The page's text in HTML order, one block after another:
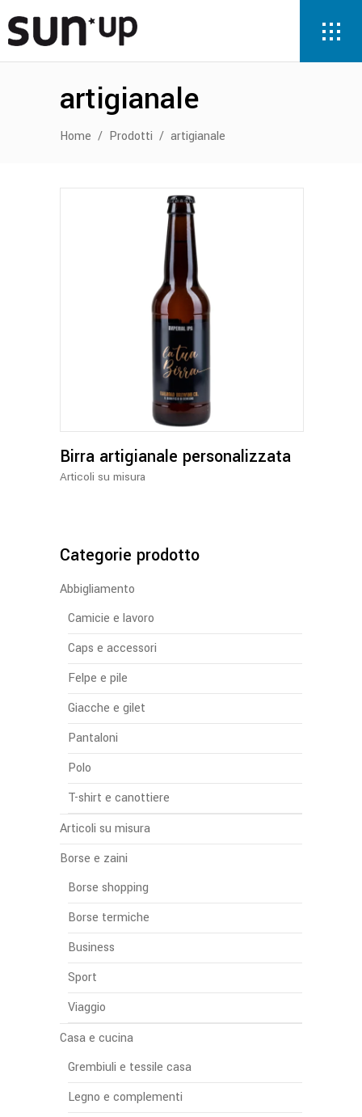
artigianale
Home / Prodotti / artigianale
Birra artigianale personalizzata
Articoli su misura
Categorie prodotto
Abbigliamento
Camicie e lavoro
Caps e accessori
Felpe e pile
Giacche e gilet
Pantaloni
Polo
T-shirt e canottiere
Articoli su misura
Borse e zaini
Borse shopping
Borse termiche
Business
Sport
Viaggio
Casa e cucina
Grembiuli e tessile casa
Legno e complementi